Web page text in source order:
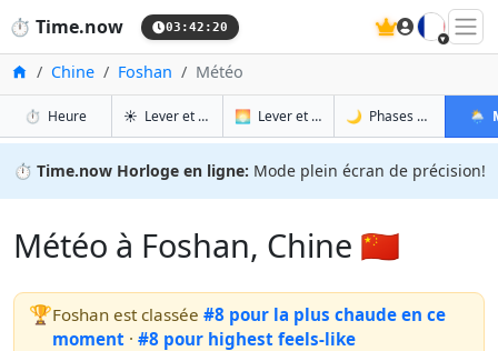
⏱️ Time.now 03:42:21 🇫🇷
Accueil
Chine Foshan Météo
⏱️ Heureà Foshan
☀️ Lever et coucher du soleil à Foshan
🌅 Lever et coucher du soleil demain à
🌙 Phases de la Lune à
🌦️
⏱️ Time.now Horloge en ligne: Mode plein écran de précision!
Météo à Foshan, Chine 🇨🇳
🏆Foshan est classée #8 pour la plus chaude en ce
moment · #8 pour highest feels-like